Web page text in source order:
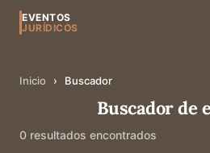
EVENTOS
JURÍDICOS
Inicio › Buscador
Buscador de
0 resultados encontrados